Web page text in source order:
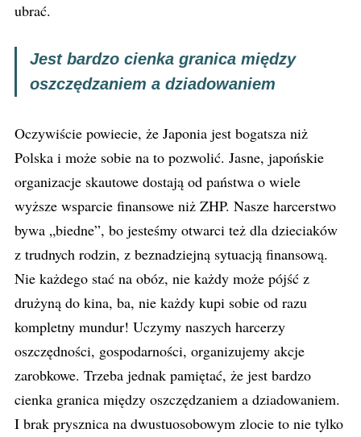
ubrać.
Jest bardzo cienka granica między
oszczędzaniem a dziadowaniem
Oczywiście powiecie, że Japonia jest bogatsza niż
Polska i może sobie na to pozwolić. Jasne, japońskie
organizacje skautowe dostają od państwa o wiele
wyższe wsparcie finansowe niż ZHP. Nasze harcerstwo
bywa „biedne”, bo jesteśmy otwarci też dla dzieciaków
z trudnych rodzin, z beznadziejną sytuacją finansową.
Nie każdego stać na obóz, nie każdy może pójść z
drużyną do kina, ba, nie każdy kupi sobie od razu
kompletny mundur! Uczymy naszych harcerzy
oszczędności, gospodarności, organizujemy akcje
zarobkowe. Trzeba jednak pamiętać, że jest bardzo
cienka granica między oszczędzaniem a dziadowaniem.
I brak prysznica na dwustuosobowym zlocie to nie tylko